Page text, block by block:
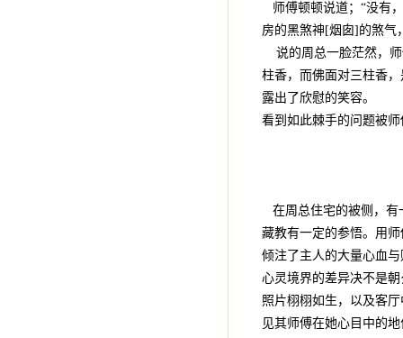
师傅顿顿说道；“没有
房的黑煞神[烟囱]的煞气
说的周总一脸茫然，师
柱香，而佛面对三柱香
露出了欣慰的笑容。
看到如此棘手的问题被
在周总住宅的被侧，有
藏教有一定的参悟。用
倾注了主人的大量心血
心灵境界的差异决不是
照片栩栩如生，以及客
见其师傅在她心目中的